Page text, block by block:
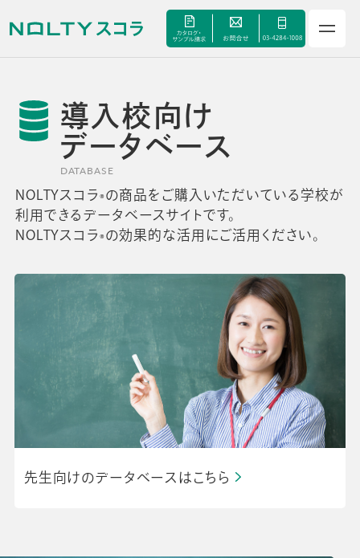
サービス
セミナー
手帳甲子園
よくあるご質問
校長・副校長インタビュー
先生の学び応援コラム
SDGsの取組み
お知らせ
導入校向けデータベース
導入校向け
データベース
DATABASE
NOLTYスコラ ®の商品をご購入いただいている学校が
利用できるデータベースサイトです。
NOLTYスコラ ®の効果的な活用にご活用ください。
先生向けのデータベースはこちら